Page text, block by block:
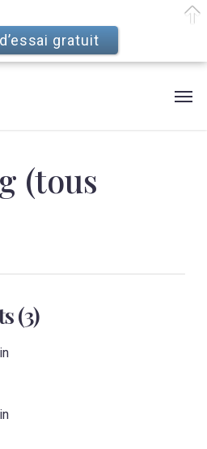
(tous
(3)
Menu
gratuit